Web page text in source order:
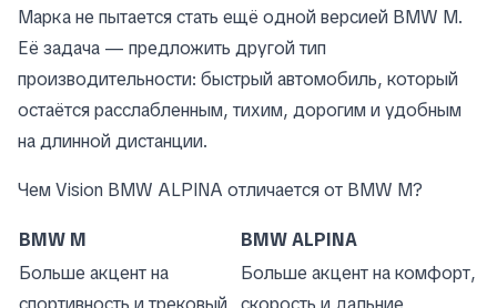
Марка не пытается стать ещё одной версией BMW M.
Её задача — предложить другой тип
производительности: быстрый автомобиль, который
остаётся расслабленным, тихим, дорогим и удобным
на длинной дистанции.
Чем Vision BMW ALPINA отличается от BMW M?
BMW M
BMW ALPINA
Больше акцент на
Больше акцент на комфорт,